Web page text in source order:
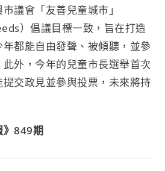
議會「友善兒童城市」
）倡議目標一致，旨在打造
都能自由發聲、被傾聽，並參
外，今年的兒童市長選舉首次
交政見並參與投票，未來將持
》849期